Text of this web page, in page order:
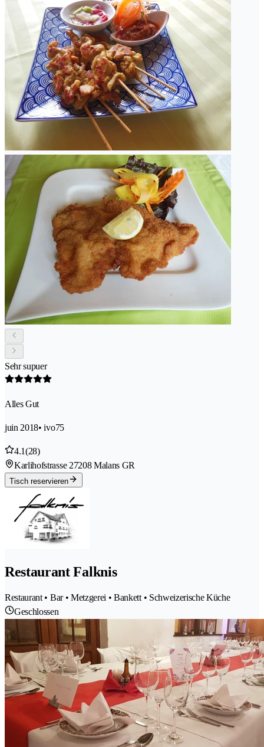
Sehr supuer
Alles Gut
juin 2018• ivo75
4.1(28)
Karlihofstrasse 27208 Malans GR
Tisch reservieren
Restaurant Falknis
Restaurant • Bar • Metzgerei • Bankett • Schweizerische Küche
Geschlossen